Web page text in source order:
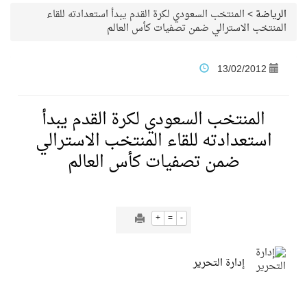
سيل الخير يروي ملاعب الكوكب
الرياضة>المنتخب السعودي لكرة القدم يبدأ استعدادته للقاء
المنتخب الاسترالي ضمن تصفيات كأس العالم
13/02/2012
المنتخب السعودي لكرة القدم يبدأ
استعدادته للقاء المنتخب الاسترالي
ضمن تصفيات كأس العالم
+ = -
إدارة التحرير